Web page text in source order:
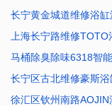
长宁黄金城道维修浴
上海长宁路维修
马桶除臭除味6318智
长宁区古北维修豪斯
徐汇区钦州南路